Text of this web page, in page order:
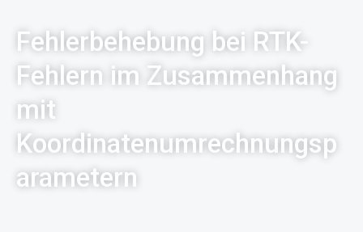
Fehlerbehebung bei RTK-
Fehlern im Zusammenhang
mit
Koordinatenumrechnungsp
arametern